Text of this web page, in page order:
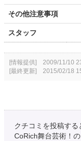
その他注意事項
スタッフ
[情報提供] 2009/11/10
[最終更新] 2015/02/18
クチコミを投稿する
CoRich舞台芸術！